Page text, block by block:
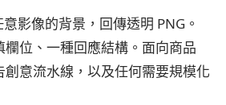
影像的背景，回傳透明 PNG。
位、一種回應結構。面向商品
意流水線，以及任何需要規模化